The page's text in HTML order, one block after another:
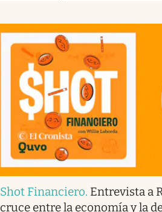
Shot Financiero. Entrevista a
cruce entre la economía y la